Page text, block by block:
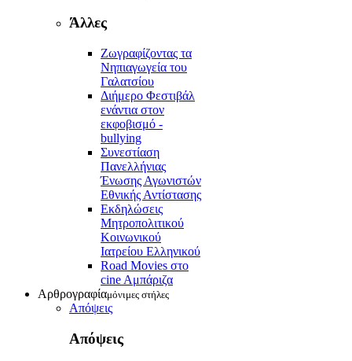
Άλλες
Ζωγραφίζοντας τα
Νηπιαγωγεία του
Γαλατσίου
Διήμερο Φεστιβάλ
ενάντια στον
εκφοβισμό -
bullying
Συνεστίαση
Πανελλήνιας
Ένωσης Αγωνιστών
Εθνικής Αντίστασης
Εκδηλώσεις
Μητροπολιτικού
Κοινωνικού
Ιατρείου Ελληνικού
Road Movies στο
cine Aμπάριζα
Αρθρογραφίαμόνιμες στήλες
Απόψεις
Απόψεις